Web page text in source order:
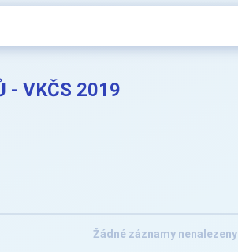
- VKČS 2019
Žádné záznamy nenalezeny